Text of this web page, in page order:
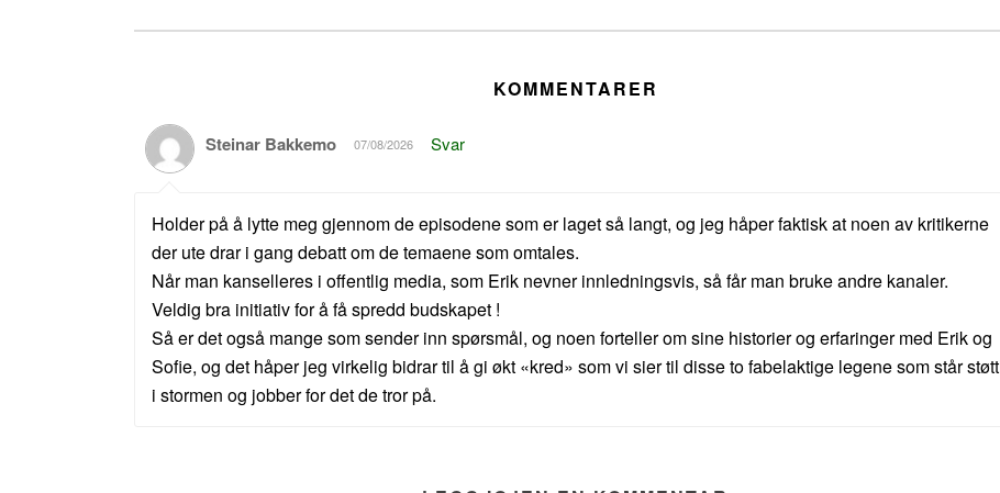
KOMMENTARER
Steinar Bakkemo 07/08/2026 Svar
Holder på å lytte meg gjennom de episodene som er laget så langt, og jeg håper faktisk at noen av kritikerne
der ute drar i gang debatt om de temaene som omtales.
Når man kanselleres i offentlig media, som Erik nevner innledningsvis, så får man bruke andre kanaler.
Veldig bra initiativ for å få spredd budskapet !
Så er det også mange som sender inn spørsmål, og noen forteller om sine historier og erfaringer med Erik og
Sofie, og det håper jeg virkelig bidrar til å gi økt «kred» som vi sier til disse to fabelaktige legene som står støtt
i stormen og jobber for det de tror på.